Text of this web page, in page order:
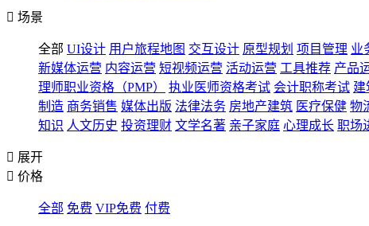
 场景
全部 UI设计 用户旅程地图 交互设计 原型规划 项目管理 业
新媒体运营 内容运营 短视频运营 活动运营 工具推荐 产品
理师职业资格（PMP）
执业医师资格考试 会计职称考试 建
制造 商务销售 媒体出版 法律法务 房地产建筑 医疗保健 物
知识 人文历史 投资理财 文学名著 亲子家庭 心理成长 职场
 展开
 价格
全部 免费 VIP免费 付费